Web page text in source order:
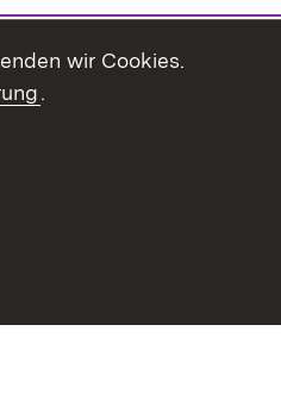
wir Cookies.
.